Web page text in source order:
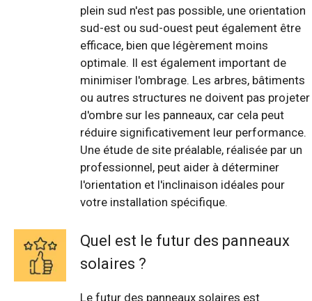
plein sud n'est pas possible, une orientation
sud-est ou sud-ouest peut également être
efficace, bien que légèrement moins
optimale. Il est également important de
minimiser l'ombrage. Les arbres, bâtiments
ou autres structures ne doivent pas projeter
d'ombre sur les panneaux, car cela peut
réduire significativement leur performance.
Une étude de site préalable, réalisée par un
professionnel, peut aider à déterminer
l'orientation et l'inclinaison idéales pour
votre installation spécifique.
Quel est le futur des panneaux
solaires ?
Le futur des panneaux solaires est